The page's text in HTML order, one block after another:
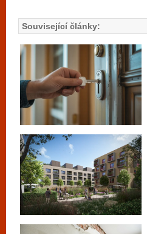
Související články: